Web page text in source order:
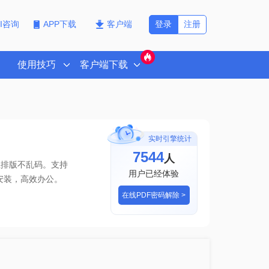
咨询 APP下载 客户端 注册
登录
使用技巧 客户端下载
版不乱码。支持
，高效办公。
实时引擎统计
7544人
用户已经体验
在线PDF密码解除 >